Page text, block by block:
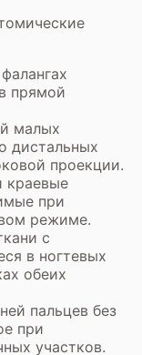
прямой
малых
дистальных
проекции.
краевые
при
режиме.
с
в ногтевых
обеих
пальцев без
при
участков.